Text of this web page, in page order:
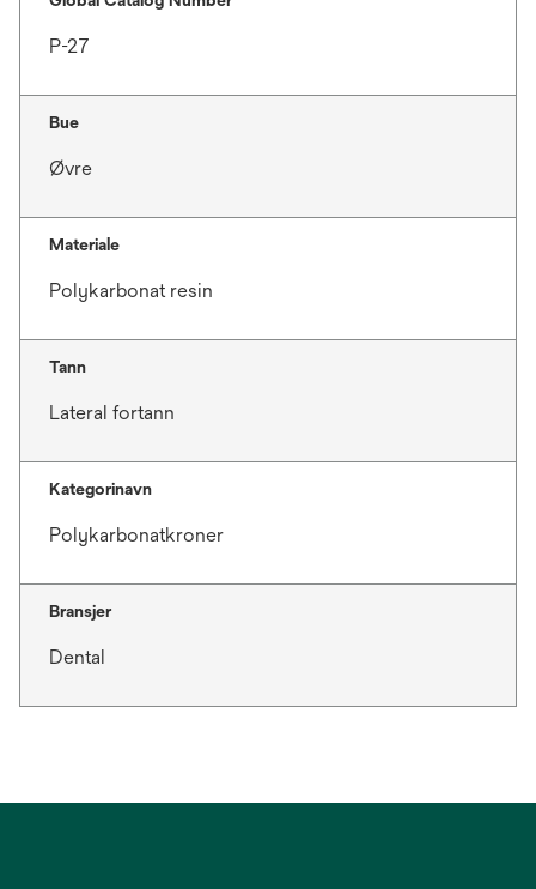
P-27
Bue
Øvre
Materiale
Polykarbonat resin
Tann
Lateral fortann
Kategorinavn
Polykarbonatkroner
Bransjer
Dental